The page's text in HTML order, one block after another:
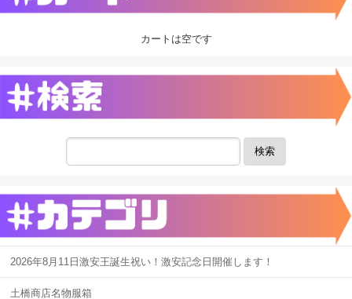
カートは空です
検索
2026年8月11日激安王誕生祝い！激安記念日開催します！
土橋商店名物服箱